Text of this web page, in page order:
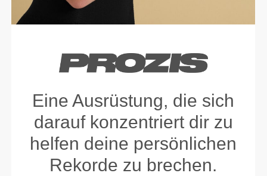
Eine Ausrüstung, die sich
darauf konzentriert dir zu
helfen deine persönlichen
Rekorde zu brechen.